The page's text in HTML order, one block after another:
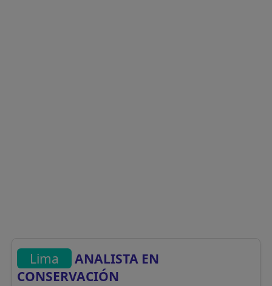
Lima
ANALISTA EN
CONSERVACIÓN